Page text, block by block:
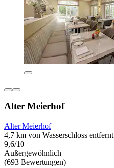
Alter Meierhof
Alter Meierhof
4,7 km von Wasserschloss entfernt
9,6/10
Außergewöhnlich
(693 Bewertungen)